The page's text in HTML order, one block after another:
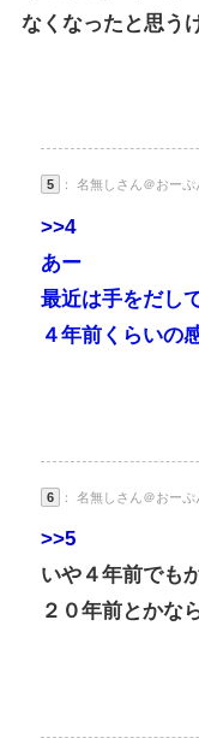
なくなったと思う
5 ： 名無しさん＠おー
>>4
あー
最近は手をだし
４年前くらいの
6 ： 名無しさん＠おー
>>5
いや４年前でも
２０年前とかな